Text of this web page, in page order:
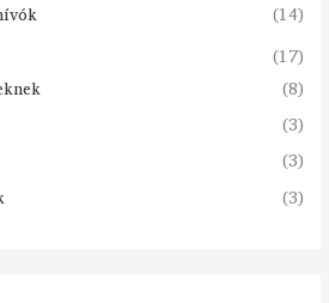
(14)
(17)
(8)
(3)
(3)
(3)